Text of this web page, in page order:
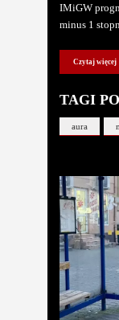
IMiGW
minus 1
Czytaj więcej
TAGI
aura